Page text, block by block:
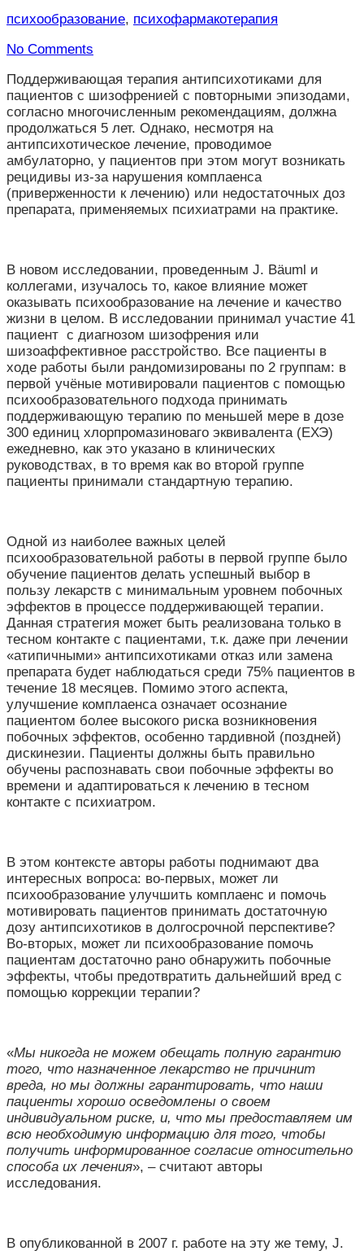
психообразование, психофармакотерапия
No Comments
Поддерживающая терапия антипсихотиками для
пациентов с шизофренией с повторными эпизодами,
согласно многочисленным рекомендациям, должна
продолжаться 5 лет. Однако, несмотря на
антипсихотическое лечение, проводимое
амбулаторно, у пациентов при этом могут возникать
рецидивы из-за нарушения комплаенса
(приверженности к лечению) или недостаточных доз
препарата, применяемых психиатрами на практике.
В новом исследовании, проведенным J. Bäuml и
коллегами, изучалось то, какое влияние может
оказывать психообразование на лечение и качество
жизни в целом. В исследовании принимал участие 41
пациент с диагнозом шизофрения или
шизоаффективное расстройство. Все пациенты в
ходе работы были рандомизированы по 2 группам: в
первой учёные мотивировали пациентов с помощью
психообразовательного подхода принимать
поддерживающую терапию по меньшей мере в дозе
300 единиц хлорпромазиноваго эквивалента (ЕХЭ)
ежедневно, как это указано в клинических
руководствах, в то время как во второй группе
пациенты принимали стандартную терапию.
Одной из наиболее важных целей
психообразовательной работы в первой группе было
обучение пациентов делать успешный выбор в
пользу лекарств с минимальным уровнем побочных
эффектов в процессе поддерживающей терапии.
Данная стратегия может быть реализована только в
тесном контакте с пациентами, т.к. даже при лечении
«атипичными» антипсихотиками отказ или замена
препарата будет наблюдаться среди 75% пациентов в
течение 18 месяцев. Помимо этого аспекта,
улучшение комплаенса означает осознание
пациентом более высокого риска возникновения
побочных эффектов, особенно тардивной (поздней)
дискинезии. Пациенты должны быть правильно
обучены распознавать свои побочные эффекты во
времени и адаптироваться к лечению в тесном
контакте с психиатром.
В этом контексте авторы работы поднимают два
интересных вопроса: во-первых, может ли
психообразование улучшить комплаенс и помочь
мотивировать пациентов принимать достаточную
дозу антипсихотиков в долгосрочной перспективе?
Во-вторых, может ли психообразование помочь
пациентам достаточно рано обнаружить побочные
эффекты, чтобы предотвратить дальнейший вред с
помощью коррекции терапии?
«Мы никогда не можем обещать полную гарантию
того, что назначенное лекарство не причинит
вреда, но мы должны гарантировать, что наши
пациенты хорошо осведомлены о своем
индивидуальном риске, и, что мы предоставляем им
всю необходимую информацию для того, чтобы
получить информированное согласие относительно
способа их лечения», – считают авторы
исследования.
В опубликованной в 2007 г. работе на эту же тему, J.